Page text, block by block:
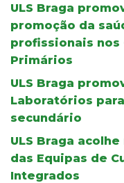
ULS Braga
promoção da
profissionais nos
Primários
ULS Braga
Laboratórios
secundário
ULS Braga
das Equipas de
Integrados